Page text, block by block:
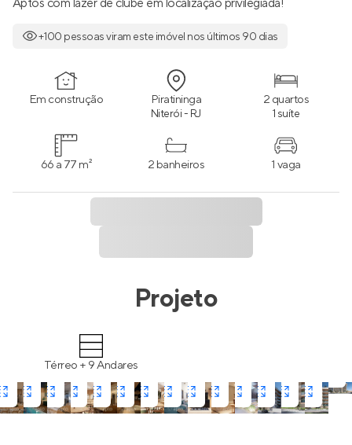
Aptos com lazer de clube em localização privilegiada!
+100 pessoas viram este imóvel nos últimos 90 dias
Em construção Piratininga
Niterói - RJ
2 quartos
1 suíte
66 a 77 m² 2 banheiros 1 vaga
Projeto
Térreo + 9 Andares